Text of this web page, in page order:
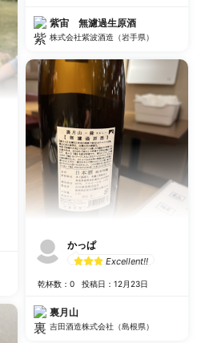
紫宙 無濾過生原酒
株式会社紫波酒造（岩手県）
かっぱ
Excellent!!
乾杯数：0 投稿日：12月23日
裏月山
吉田酒造株式会社（島根県）